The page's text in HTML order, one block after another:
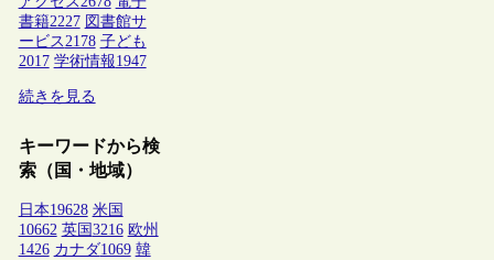
書籍2227 図書館サ
ービス 2178 子ども
2017 学術情報1947
続きを見る
キーワードから検
索（国・地域）
日本19628 米国
10662 英国 3216 欧州
1426 カナダ1069 韓